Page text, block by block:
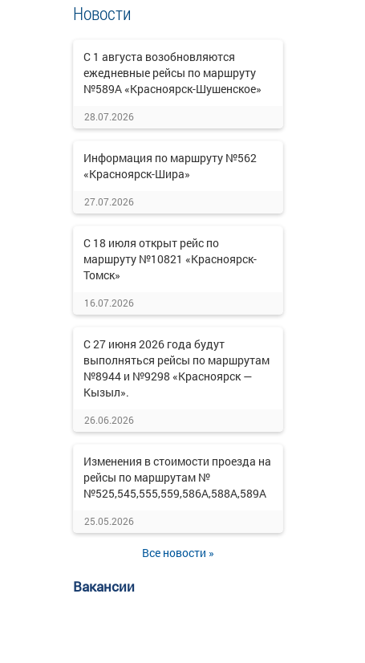
Новости
С 1 августа возобновляются
ежедневные рейсы по маршруту
№589А «Красноярск-Шушенское»
28.07.2026
Информация по маршруту №562
«Красноярск-Шира»
27.07.2026
С 18 июля открыт рейс по
маршруту №10821 «Красноярск-
Томск»
16.07.2026
С 27 июня 2026 года будут
выполняться рейсы по маршрутам
№8944 и №9298 «Красноярск —
Кызыл».
26.06.2026
Изменения в стоимости проезда на
рейсы по маршрутам №
№525,545,555,559,586А,588А,589А
25.05.2026
Все новости »
Вакансии